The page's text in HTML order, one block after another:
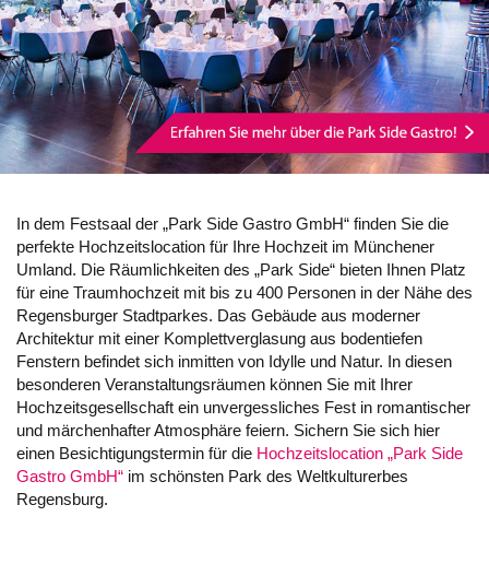
In dem Festsaal der „Park Side Gastro GmbH“ finden Sie die
perfekte Hochzeitslocation für Ihre Hochzeit im Münchener
Umland. Die Räumlichkeiten des „Park Side“ bieten Ihnen Platz
für eine Traumhochzeit mit bis zu 400 Personen in der Nähe des
Regensburger Stadtparkes. Das Gebäude aus moderner
Architektur mit einer Komplettverglasung aus bodentiefen
Fenstern befindet sich inmitten von Idylle und Natur. In diesen
besonderen Veranstaltungsräumen können Sie mit Ihrer
Hochzeitsgesellschaft ein unvergessliches Fest in romantischer
und märchenhafter Atmosphäre feiern. Sichern Sie sich hier
einen Besichtigungstermin für die Hochzeitslocation „Park Side
Gastro GmbH“ im schönsten Park des Weltkulturerbes
Regensburg.